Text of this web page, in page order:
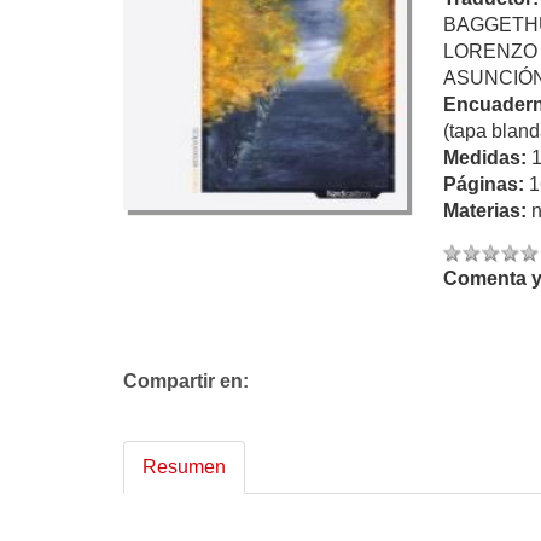
(tapa
Medidas:
Páginas:
Materias:
Comenta
Compartir en:
Resumen